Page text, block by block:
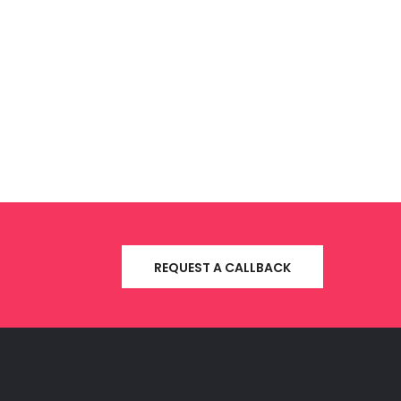
REQUEST A CALLBACK